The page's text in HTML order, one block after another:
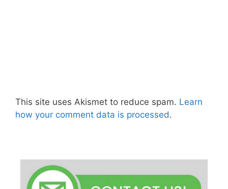
This site uses Akismet to reduce spam. Learn
how your comment data is processed.